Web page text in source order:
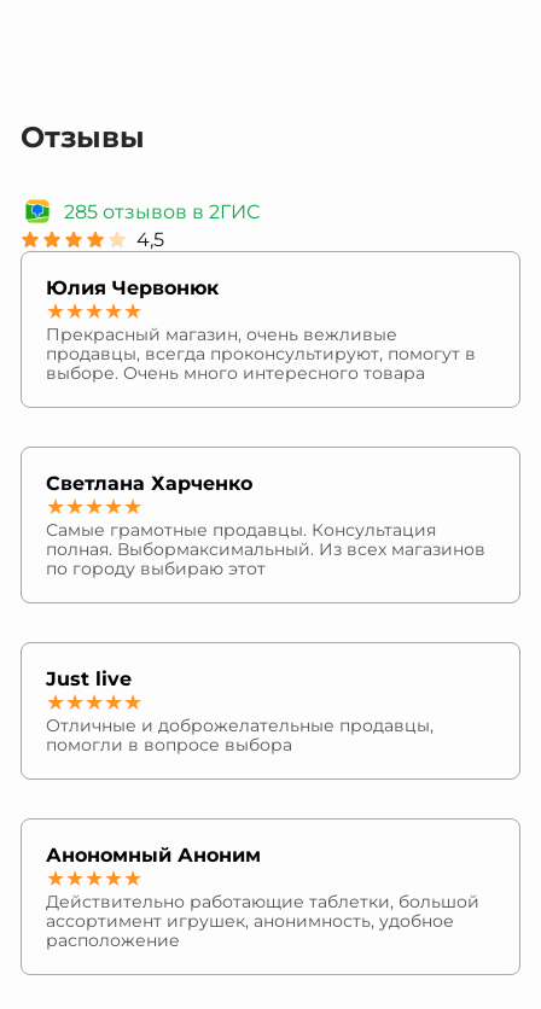
Отзывы
285 отзывов в 2ГИС
4,5
Юлия Червонюк
★★★★★
Прекрасный магазин, очень вежливые
продавцы, всегда проконсультируют, помогут в
выборе. Очень много интересного товара
Светлана Харченко
★★★★★
Самые грамотные продавцы. Консультация
полная. Выбормаксимальный. Из всех магазинов
по городу выбираю этот
Just live
★★★★★
Отличные и доброжелательные продавцы,
помогли в вопросе выбора
Анономный Аноним
★★★★★
Действительно работающие таблетки, большой
ассортимент игрушек, анонимность, удобное
расположение